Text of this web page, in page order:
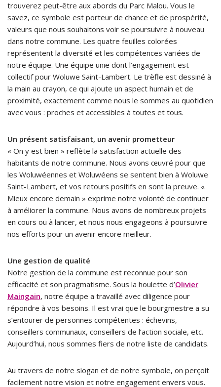
trouverez peut-être aux abords du Parc Malou. Vous le
savez, ce symbole est porteur de chance et de prospérité,
valeurs que nous souhaitons voir se poursuivre à nouveau
dans notre commune. Les quatre feuilles colorées
représentent la diversité et les compétences variées de
notre équipe. Une équipe unie dont l’engagement est
collectif pour Woluwe Saint-Lambert. Le trèfle est dessiné à
la main au crayon, ce qui ajoute un aspect humain et de
proximité, exactement comme nous le sommes au quotidien
avec vous : proches et accessibles à toutes et tous.
Un présent satisfaisant, un avenir prometteur
« On y est bien » reflète la satisfaction actuelle des
habitants de notre commune. Nous avons œuvré pour que
les Woluwéennes et Woluwéens se sentent bien à Woluwe
Saint-Lambert, et vos retours positifs en sont la preuve. «
Mieux encore demain » exprime notre volonté de continuer
à améliorer la commune. Nous avons de nombreux projets
en cours ou à lancer, et nous nous engageons à poursuivre
nos efforts pour un avenir encore meilleur.
Une gestion de qualité
Notre gestion de la commune est reconnue pour son
efficacité et son pragmatisme. Sous la houlette d’Olivier
Maingain, notre équipe a travaillé avec diligence pour
répondre à vos besoins. Il est vrai que le bourgmestre a su
s’entourer de personnes compétentes : échevins,
conseillers communaux, conseillers de l’action sociale, etc.
Aujourd’hui, nous sommes fiers de notre liste de candidats.
Au travers de notre slogan et de notre symbole, on perçoit
facilement notre vision et notre engagement envers vous.